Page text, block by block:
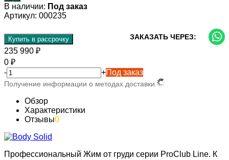
В наличии: Под заказ
Артикул: 000235
Купить в рассрочку ЗАКАЗАТЬ ЧЕРЕЗ:
235 990 ₽
0 ₽
-
+Под заказ
Получение информации о методах доставки
Обзор
Характеристики
Отзывы0
Профессиональный Жим от груди серии ProClub Line. К